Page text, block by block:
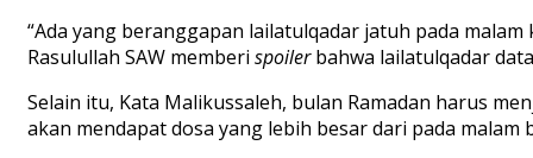
“Ada yang beranggapan lailatulqadar jatuh pada
Rasulullah SAW memberi spoilerbahwa lailatulqadar
Selain itu, Kata Malikussaleh, bulan Ramadan harus
akan mendapat dosa yang lebih besar dari pada malam